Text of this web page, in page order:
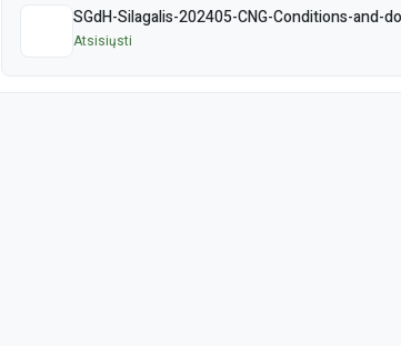
SGdH-Silagalis-202405-CNG-Conditions-
Atsisiųsti